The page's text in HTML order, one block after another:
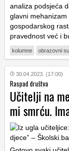
analiza podsjeća
glavni
gospodarskog
pravednost već i
kolumne obrazovni
30.04.2023. (17:00)
Raspad društva
Učitelji na
mi smrću.